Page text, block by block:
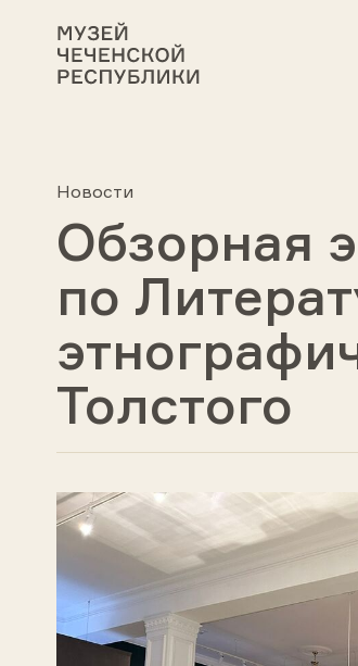
Новости
Обзорная
по
Толстого